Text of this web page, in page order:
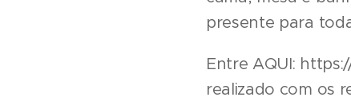
presente para
Entre AQUI:
realizado com os